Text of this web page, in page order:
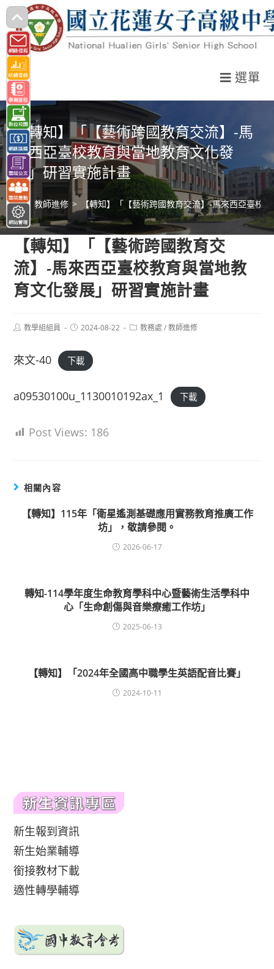
跳
轉
至
主
要
內
容
選單
【轉知】「【藝術跨國教育交流】-馬
來西亞臺校教育與當地教育文化發
展」研習實施計畫
> 教師進修 > 【轉知】「【藝術跨國教育交流】-馬來西亞臺校
【轉知】「【藝術跨國教育交
流】-馬來西亞臺校教育與當地教
育文化發展」研習實施計畫
Post教學組組員
Post2024-08-22
Post教務處 / 教師進修
來文-40 下載
a09530100u_1130010192ax_1 下載
Post Views: 186
相關內容
【轉知】115年「衛星遙測基礎應用實務教育推廣工作
坊」，敬請參閱。
2026-06-17
轉知-114學年度生命教育學科中心暨藝術生活學科中
心「生命創傷與音樂療癒工作坊」
2025-06-13
【轉知】「2024年全國高中職學生英語配音比賽」
2024-10-11
新生報到資訊
新生始業輔導
銜接教材下載
適性轉學輔導